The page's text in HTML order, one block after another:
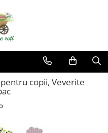
copii, Veverite